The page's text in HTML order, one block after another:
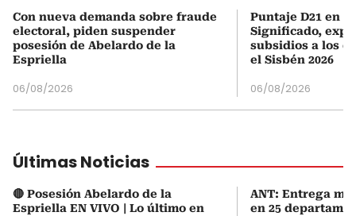
Con nueva demanda sobre fraude
electoral, piden suspender
posesión de Abelardo de la
Espriella
06/08/2026
Puntaje D21 en
Significado,
subsidios a los
el Sisbén 2026
06/08/2026
Últimas Noticias
🔴 Posesión Abelardo de la
Espriella EN VIVO | Lo último en
ANT: Entrega
en 25